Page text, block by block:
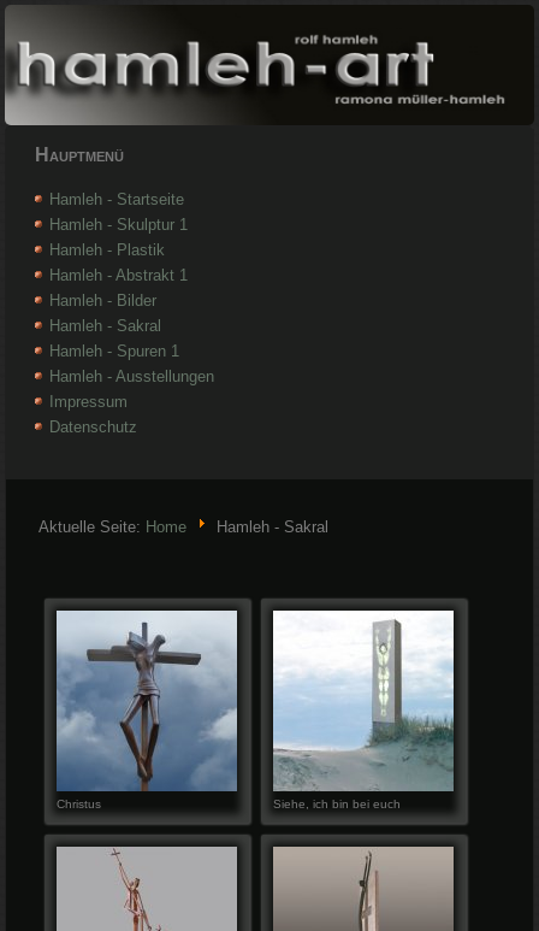
Hauptmenü
Hamleh - Startseite
Hamleh - Skulptur 1
Hamleh - Plastik
Hamleh - Abstrakt 1
Hamleh - Bilder
Hamleh - Sakral
Hamleh - Spuren 1
Hamleh - Ausstellungen
Impressum
Datenschutz
Aktuelle Seite: Home Hamleh - Sakral
Christus Siehe, ich bin bei euch